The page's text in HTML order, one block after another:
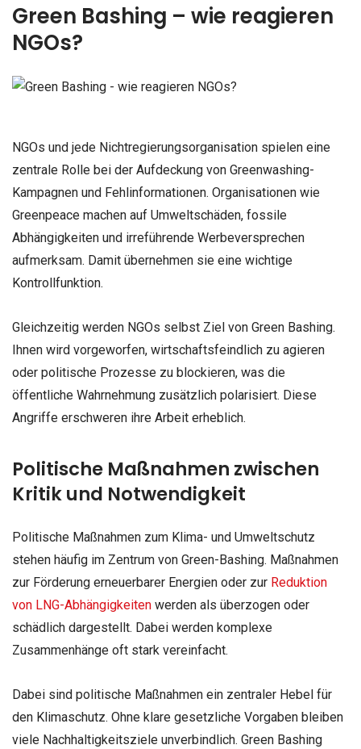
Green Bashing – wie reagieren
NGOs?
NGOs und jede Nichtregierungsorganisation spielen eine
zentrale Rolle bei der Aufdeckung von Greenwashing-
Kampagnen und Fehlinformationen. Organisationen wie
Greenpeace machen auf Umweltschäden, fossile
Abhängigkeiten und irreführende Werbeversprechen
aufmerksam. Damit übernehmen sie eine wichtige
Kontrollfunktion.
Gleichzeitig werden NGOs selbst Ziel von Green Bashing.
Ihnen wird vorgeworfen, wirtschaftsfeindlich zu agieren
oder politische Prozesse zu blockieren, was die
öffentliche Wahrnehmung zusätzlich polarisiert. Diese
Angriffe erschweren ihre Arbeit erheblich.
Politische Maßnahmen zwischen
Kritik und Notwendigkeit
Politische Maßnahmen zum Klima- und Umweltschutz
stehen häufig im Zentrum von Green-Bashing. Maßnahmen
zur Förderung erneuerbarer Energien oder zur Reduktion
von LNG-Abhängigkeiten werden als überzogen oder
schädlich dargestellt. Dabei werden komplexe
Zusammenhänge oft stark vereinfacht.
Dabei sind politische Maßnahmen ein zentraler Hebel für
den Klimaschutz. Ohne klare gesetzliche Vorgaben bleiben
viele Nachhaltigkeitsziele unverbindlich. Green Bashing